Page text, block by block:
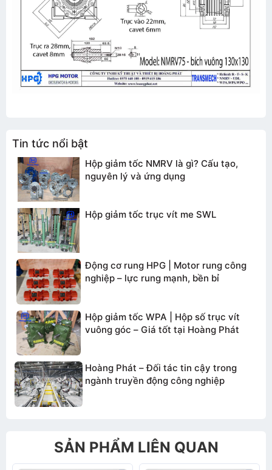
Gửi thông tin
Tin tức nổi bật
Hộp giảm tốc NMRV là gì? Cấu tạo,
nguyên lý và ứng dụng
Hộp giảm tốc trục vít me SWL
Động cơ rung HPG | Motor rung công
nghiệp – lực rung mạnh, bền bỉ
Hộp giảm tốc WPA | Hộp số trục vít
vuông góc – Giá tốt tại Hoàng Phát
Hoàng Phát – Đối tác tin cậy trong
ngành truyền động công nghiệp
SẢN PHẨM LIÊN QUAN